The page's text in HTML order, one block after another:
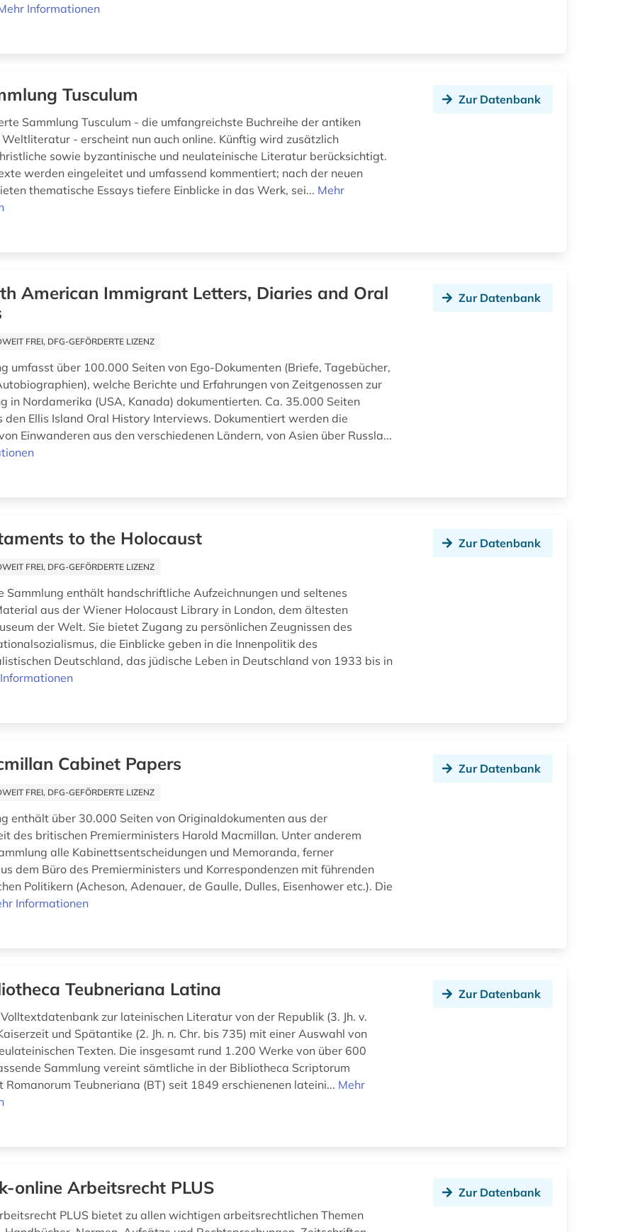
Informationen
Tusculum
Sammlung Tusculum - die umfangreichste Buchreihe der antiken
Weltliteratur - erscheint nun auch online. Künftig wird zusätzlich
sowie byzantinische und neulateinische Literatur berücksichtigt.
werden eingeleitet und umfassend kommentiert; nach der neuen
thematische Essays tiefere Einblicke in das Werk, sei... Mehr
Zur Datenbank
American Immigrant Letters, Diaries and Oral
FREI, DFG-GEFÖRDERTE LIZENZ
umfasst über 100.000 Seiten von Ego-Dokumenten (Briefe, Tagebücher,
welche Berichte und Erfahrungen von Zeitgenossen zur
in Nordamerika (USA, Kanada) dokumentierten. Ca. 35.000 Seiten
den Ellis Island Oral History Interviews. Dokumentiert werden die
Einwanderen aus den verschiedenen Ländern, von Asien über Russla...
Zur Datenbank
to the Holocaust
FREI, DFG-GEFÖRDERTE LIZENZ
Sammlung enthält handschriftliche Aufzeichnungen und seltenes
aus der Wiener Holocaust Library in London, dem ältesten
der Welt. Sie bietet Zugang zu persönlichen Zeugnissen des
die Einblicke geben in die Innenpolitik des
Deutschland, das jüdische Leben in Deutschland von 1933 bis in
Zur Datenbank
Cabinet Papers
FREI, DFG-GEFÖRDERTE LIZENZ
enthält über 30.000 Seiten von Originaldokumenten aus der
des britischen Premierministers Harold Macmillan. Unter anderem
alle Kabinettsentscheidungen und Memoranda, ferner
dem Büro des Premierministers und Korrespondenzen mit führenden
Politikern (Acheson, Adenauer, de Gaulle, Dulles, Eisenhower etc.). Die
Informationen
Zur Datenbank
Teubneriana Latina
zur lateinischen Literatur von der Republik (3. Jh. v.
und Spätantike (2. Jh. n. Chr. bis 735) mit einer Auswahl von
Texten. Die insgesamt rund 1.200 Werke von über 600
Sammlung vereint sämtliche in der Bibliotheca Scriptorum
Romanorum Teubneriana (BT) seit 1849 erschienenen lateini... Mehr
Zur Datenbank
online Arbeitsrecht PLUS
PLUS bietet zu allen wichtigen arbeitsrechtlichen Themen
Zur Datenbank